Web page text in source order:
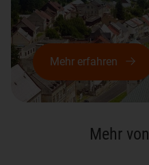
Mehr erfahren
Mehr von